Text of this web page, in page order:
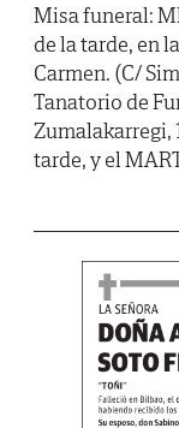
Misa funeral:
de la tarde, en
Carmen. (C/
Tanatorio de
Zumalakarregi,
tarde, y el